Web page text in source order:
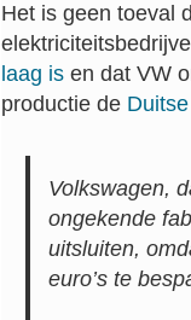
Het is geen toeval
laag is en dat VW
productie de
Volkswagen,
ongekende
uitsluiten,
euro’s te